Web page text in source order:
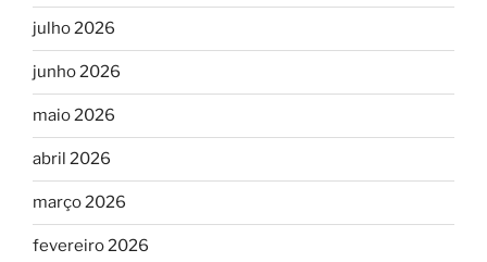
julho 2026
junho 2026
maio 2026
abril 2026
março 2026
fevereiro 2026